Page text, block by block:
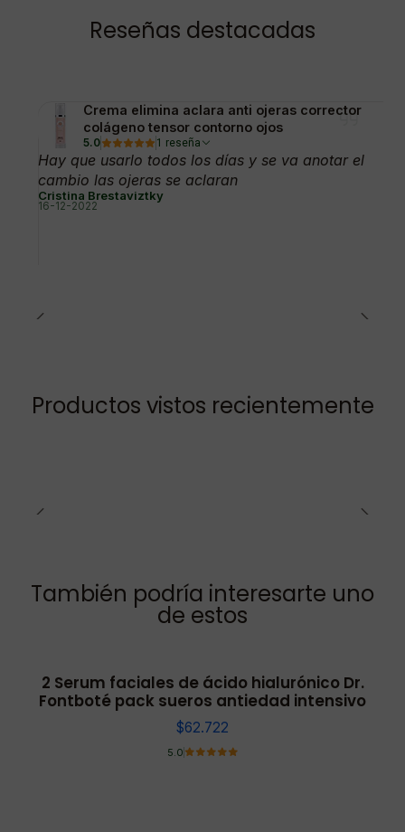
Reseñas destacadas
Crema elimina aclara anti ojeras corrector
colágeno tensor contorno ojos
5.0 1 reseña
Hay que usarlo todos los días y se va anotar el
cambio las ojeras se aclaran
Cristina Brestaviztky
16-12-2022
Productos vistos recientemente
También podría interesarte uno
de estos
2 Serum faciales de ácido hialurónico Dr.
Fontboté pack sueros antiedad intensivo
$62.722
5.0